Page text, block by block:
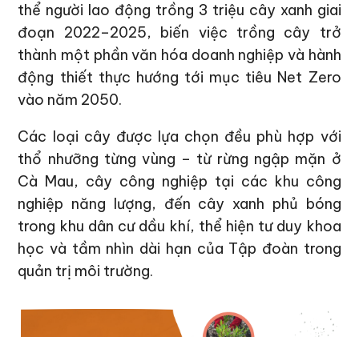
thể người lao động trồng 3 triệu cây xanh giai
đoạn 2022–2025, biến việc trồng cây trở
thành một phần văn hóa doanh nghiệp và hành
động thiết thực hướng tới mục tiêu Net Zero
vào năm 2050.
Các loại cây được lựa chọn đều phù hợp với
thổ nhưỡng từng vùng – từ rừng ngập mặn ở
Cà Mau, cây công nghiệp tại các khu công
nghiệp năng lượng, đến cây xanh phủ bóng
trong khu dân cư dầu khí, thể hiện tư duy khoa
học và tầm nhìn dài hạn của Tập đoàn trong
quản trị môi trường.